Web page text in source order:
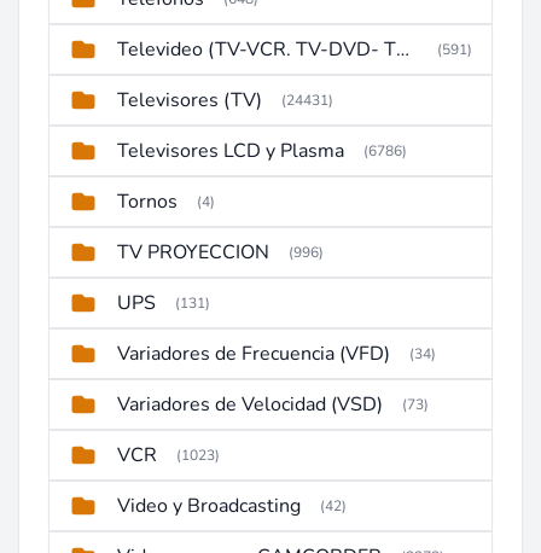
Televideo (TV-VCR. TV-DVD- TV-DVD-VCR) (591)
Televisores (TV) (24431)
Televisores LCD y Plasma (6786)
Tornos (4)
TV PROYECCION (996)
UPS (131)
Variadores de Frecuencia (VFD) (34)
Variadores de Velocidad (VSD) (73)
VCR (1023)
Video y Broadcasting (42)